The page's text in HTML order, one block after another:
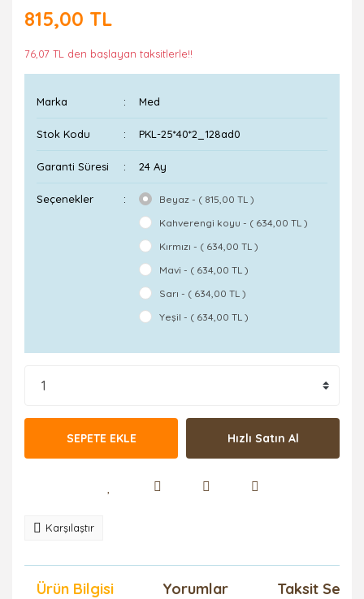
815,00 TL
76,07 TL den başlayan taksitlerle!!
Marka Med
Stok Kodu PKL-25*40*2_128ad0
Garanti Süresi 24 Ay
Seçenekler
Beyaz - ( 815,00 TL )
Kahverengi koyu - ( 634,00 TL )
Kırmızı - ( 634,00 TL )
Mavi - ( 634,00 TL )
Sarı - ( 634,00 TL )
Yeşil - ( 634,00 TL )
SEPETE EKLE Hızlı Satın Al
Karşılaştır
Ürün Bilgisi Yorumlar Taksit